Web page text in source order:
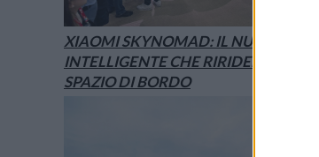
XIAOMI SKYNOMAD: IL NUOVO SUV
INTELLIGENTE CHE RIRIDEFINISCE LO
SPAZIO DI BORDO